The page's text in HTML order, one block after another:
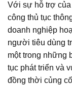
Với sự hỗ trợ của
công thủ tục
doanh nghiệp
người tiêu dùng
một trong những
tục phát triển và
đồng thời củng